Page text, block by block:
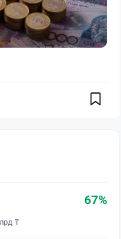
67%
₸